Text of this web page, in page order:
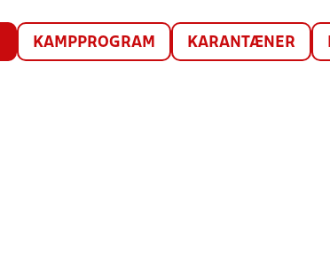
KAMPPROGRAM KARANTÆNER